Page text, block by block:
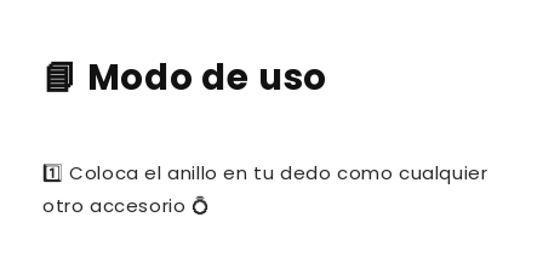
📘 Modo de uso
1️⃣ Coloca el anillo en tu dedo como cualquier
otro accesorio 💍